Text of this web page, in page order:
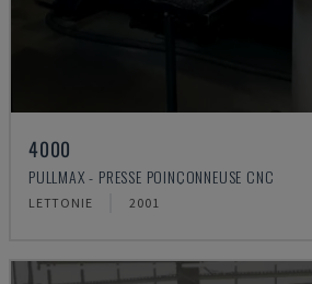
4000
PULLMAX - PRESSE POINÇONNEUSE CNC
LETTONIE 2001